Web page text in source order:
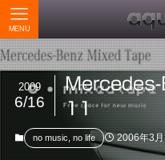
MENU
11
2009
6/16
no music, no life 2006年3